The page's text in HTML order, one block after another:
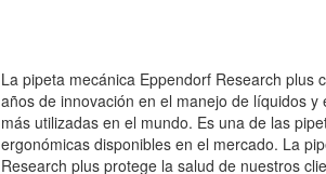
La pipeta mecánica Eppendorf Research plus
años de innovación en el manejo de líquidos y
más utilizadas en el mundo. Es una de las
ergonómicas disponibles en el mercado. La
Research plus protege la salud de nuestros